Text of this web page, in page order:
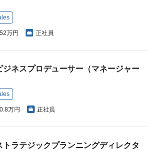
万円 正社員
ジネスプロデューサー（マネージャー
万円 正社員
トラテジックプランニングディレクタ